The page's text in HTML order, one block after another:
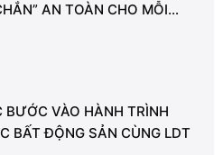
AN TOÀN CHO MỖI
VÀO HÀNH TRÌNH
BẤT ĐỘNG SẢN CÙNG LDT